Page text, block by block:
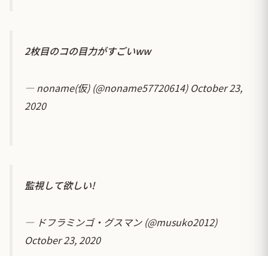
2枚目のコの目力がすごいww
— noname(仮) (@noname57720614) October 23,
2020
監視して欲しい!
— ドフラミンゴ・グスマン (@musuko2012)
October 23, 2020